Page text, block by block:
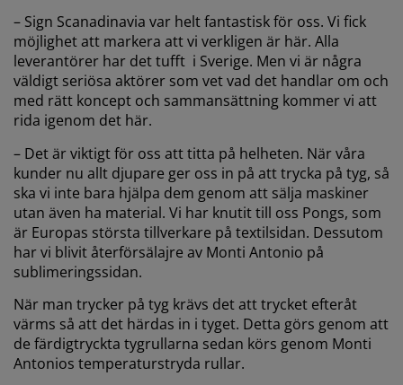
– Sign Scanadinavia var helt fantastisk för oss. Vi fick
möjlighet att markera att vi verkligen är här. Alla
leverantörer har det tufft i Sverige. Men vi är några
väldigt seriösa aktörer som vet vad det handlar om och
med rätt koncept och sammansättning kommer vi att
rida igenom det här.
– Det är viktigt för oss att titta på helheten. När våra
kunder nu allt djupare ger oss in på att trycka på tyg, så
ska vi inte bara hjälpa dem genom att sälja maskiner
utan även ha material. Vi har knutit till oss Pongs, som
är Europas största tillverkare på textilsidan. Dessutom
har vi blivit återförsälajre av Monti Antonio på
sublimeringssidan.
När man trycker på tyg krävs det att trycket efteråt
värms så att det härdas in i tyget. Detta görs genom att
de färdigtryckta tygrullarna sedan körs genom Monti
Antonios temperaturstryda rullar.